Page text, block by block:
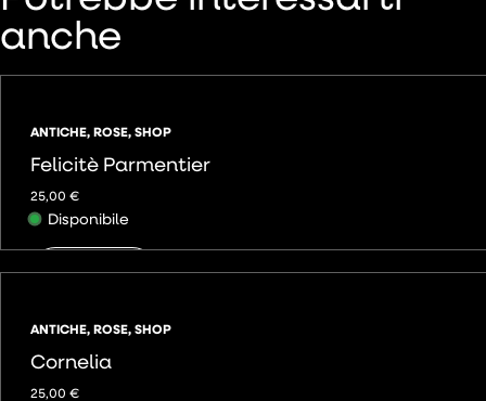
anche
ANTICHE,ROSE,SHOP
Felicitè Parmentier
25,00 €
Disponibile
AGGIUNGI
ANTICHE,ROSE,SHOP
Cornelia
25,00 €